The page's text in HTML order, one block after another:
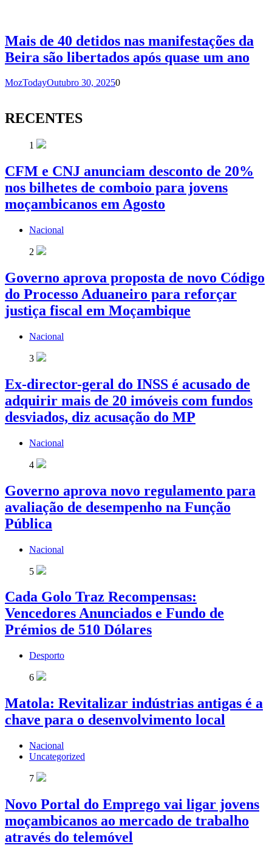
Mais de 40 detidos nas manifestações da
Beira são libertados após quase um ano
MozTodayOutubro 30, 20250
RECENTES
1
CFM e CNJ anunciam desconto de 20%
nos bilhetes de comboio para jovens
moçambicanos em Agosto
Nacional
2
Governo aprova proposta de novo Código
do Processo Aduaneiro para reforçar
justiça fiscal em Moçambique
Nacional
3
Ex-director-geral do INSS é acusado de
adquirir mais de 20 imóveis com fundos
desviados, diz acusação do MP
Nacional
4
Governo aprova novo regulamento para
avaliação de desempenho na Função
Pública
Nacional
5
Cada Golo Traz Recompensas:
Vencedores Anunciados e Fundo de
Prémios de 510 Dólares
Desporto
6
Matola: Revitalizar indústrias antigas é a
chave para o desenvolvimento local
Nacional
Uncategorized
7
Novo Portal do Emprego vai ligar jovens
moçambicanos ao mercado de trabalho
através do telemóvel